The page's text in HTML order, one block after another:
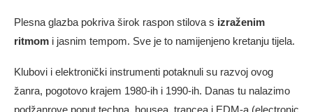
Plesna glazba pokriva širok raspon stilova s izraženim
ritmom i jasnim tempom. Sve je to namijenjeno kretanju tijela.
Klubovi i elektronički instrumenti potaknuli su razvoj ovog
žanra, pogotovo krajem 1980-ih i 1990-ih. Danas tu nalazimo
podžanrove poput techna, housea, trancea i EDM-a (electronic